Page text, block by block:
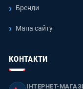
Бренди
Мапа сайту
КОНТАКТИ
ІНТЕРНЕТ-